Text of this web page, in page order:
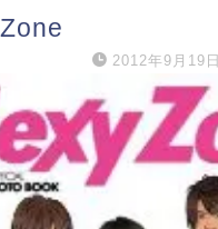
2012年9月19日